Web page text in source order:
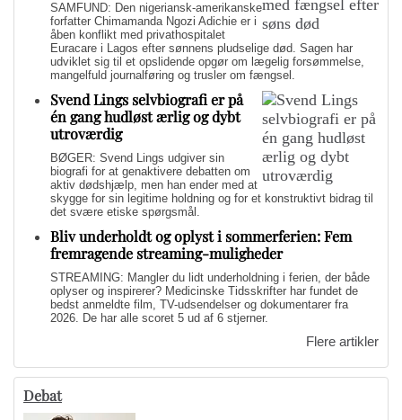
SAMFUND: Den nigeriansk-amerikanske
forfatter Chimamanda Ngozi Adichie er i
åben konflikt med privathospitalet
Euracare i Lagos efter sønnens pludselige død. Sagen har
udviklet sig til et opslidende opgør om lægelig forsømmelse,
mangelfuld journalføring og trusler om fængsel.
Svend Lings selvbiografi er på
én gang hudløst ærlig og dybt
utroværdig
BØGER: Svend Lings udgiver sin
biografi for at genaktivere debatten om
aktiv dødshjælp, men han ender med at
skygge for sin legitime holdning og for et konstruktivt bidrag til
det svære etiske spørgsmål.
Bliv underholdt og oplyst i sommerferien: Fem
fremragende streaming-muligheder
STREAMING: Mangler du lidt underholdning i ferien, der både
oplyser og inspirerer? Medicinske Tidsskrifter har fundet de
bedst anmeldte film, TV-udsendelser og dokumentarer fra
2026. De har alle scoret 5 ud af 6 stjerner.
Flere artikler
Debat